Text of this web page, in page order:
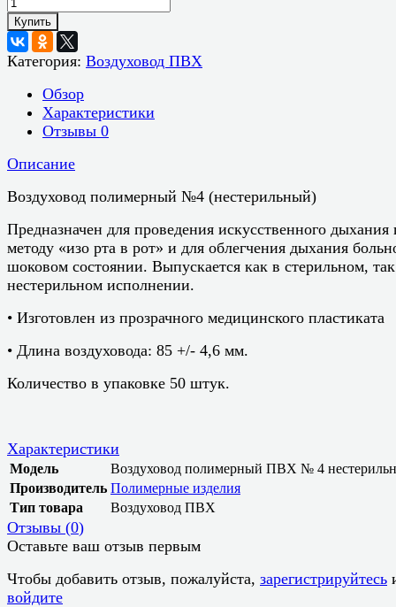
Купить
Категория: Воздуховод ПВХ
Обзор
Характеристики
Отзывы 0
Описание
Воздуховод полимерный №4 (нестерильный)
Предназначен для проведения искусственного дыхания
методу «изо рта в рот» и для облегчения дыхания
шоковом состоянии. Выпускается как в стерильном,
нестерильном исполнении.
• Изготовлен из прозрачного медицинского пластиката
• Длина воздуховода: 85 +/- 4,6 мм.
Количество в упаковке 50 штук.
Характеристики
Модель
Воздуховод полимерный ПВХ № 4
Производитель Полимерные изделия
Тип товара
Воздуховод ПВХ
Отзывы (0)
Оставьте ваш отзыв первым
Чтобы добавить отзыв, пожалуйста, зарегистрируйтесь
войдите